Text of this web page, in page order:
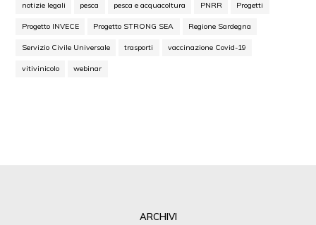
notizie legali pesca pesca e acquacoltura PNRR Progetti
Progetto INVECE Progetto STRONG SEA Regione Sardegna
Servizio Civile Universale trasporti vaccinazione Covid-19
vitivinicolo webinar
ARCHIVI